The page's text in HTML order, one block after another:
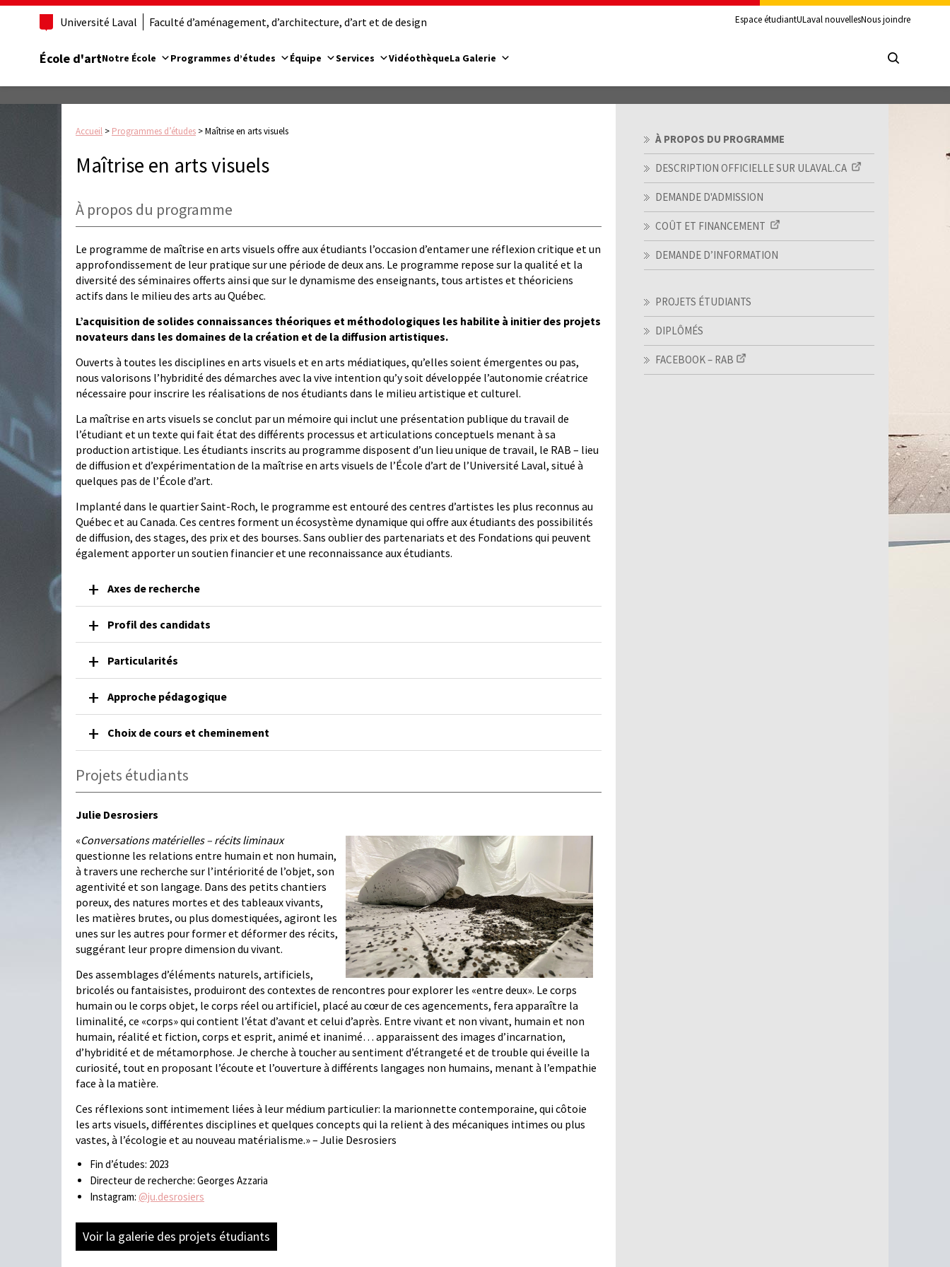
Université Laval Faculté d’aménagement, d’architecture, d’art et de design Espace étudiantULaval nouvellesNous joindre
École d'artNotre École Programmes d’études Équipe Services VidéothèqueLa Galerie
Accueil > Programmes d’études >Maîtrise en arts visuels
Maîtrise en arts visuels
À propos du programme
Le programme de maîtrise en arts visuels offre aux étudiants l’occasion d’entamer une réflexion critique et un
approfondissement de leur pratique sur une période de deux ans. Le programme repose sur la qualité et la
diversité des séminaires offerts ainsi que sur le dynamisme des enseignants, tous artistes et théoriciens
actifs dans le milieu des arts au Québec.
L’acquisition de solides connaissances théoriques et méthodologiques les habilite à initier des projets
novateurs dans les domaines de la création et de la diffusion artistiques.
Ouverts à toutes les disciplines en arts visuels et en arts médiatiques, qu’elles soient émergentes ou pas,
nous valorisons l’hybridité des démarches avec la vive intention qu’y soit développée l’autonomie créatrice
nécessaire pour inscrire les réalisations de nos étudiants dans le milieu artistique et culturel.
La maîtrise en arts visuels se conclut par un mémoire qui inclut une présentation publique du travail de
l’étudiant et un texte qui fait état des différents processus et articulations conceptuels menant à sa
production artistique. Les étudiants inscrits au programme disposent d’un lieu unique de travail, le RAB – lieu
de diffusion et d’expérimentation de la maîtrise en arts visuels de l’École d’art de l’Université Laval, situé à
quelques pas de l’École d’art.
Implanté dans le quartier Saint-Roch, le programme est entouré des centres d’artistes les plus reconnus au
Québec et au Canada. Ces centres forment un écosystème dynamique qui offre aux étudiants des possibilités
de diffusion, des stages, des prix et des bourses. Sans oublier des partenariats et des Fondations qui peuvent
également apporter un soutien financier et une reconnaissance aux étudiants.
Axes de recherche
Profil des candidats
Particularités
Approche pédagogique
Choix de cours et cheminement
Projets étudiants
Julie Desrosiers
«Conversations matérielles – récits liminaux
questionne les relations entre humain et non humain,
à travers une recherche sur l’intériorité de l’objet, son
agentivité et son langage. Dans des petits chantiers
poreux, des natures mortes et des tableaux vivants,
les matières brutes, ou plus domestiquées, agiront les
unes sur les autres pour former et déformer des récits,
suggérant leur propre dimension du vivant.
Des assemblages d’éléments naturels, artificiels,
bricolés ou fantaisistes, produiront des contextes de rencontres pour explorer les «entre deux». Le corps
humain ou le corps objet, le corps réel ou artificiel, placé au cœur de ces agencements, fera apparaître la
liminalité, ce «corps» qui contient l’état d’avant et celui d’après. Entre vivant et non vivant, humain et non
humain, réalité et fiction, corps et esprit, animé et inanimé… apparaissent des images d’incarnation,
d’hybridité et de métamorphose. Je cherche à toucher au sentiment d’étrangeté et de trouble qui éveille la
curiosité, tout en proposant l’écoute et l’ouverture à différents langages non humains, menant à l’empathie
face à la matière.
Ces réflexions sont intimement liées à leur médium particulier: la marionnette contemporaine, qui côtoie
les arts visuels, différentes disciplines et quelques concepts qui la relient à des mécaniques intimes ou plus
vastes, à l’écologie et au nouveau matérialisme.» – Julie Desrosiers
Fin d’études: 2023
Directeur de recherche: Georges Azzaria
Instagram: @ju.desrosiers
Voir la galerie des projets étudiants
À PROPOS DU PROGRAMME
DESCRIPTION OFFICIELLE SUR ULAVAL.CA
DEMANDE D'ADMISSION
COÛT ET FINANCEMENT
DEMANDE D’INFORMATION
PROJETS ÉTUDIANTS
DIPLÔMÉS
FACEBOOK – RAB